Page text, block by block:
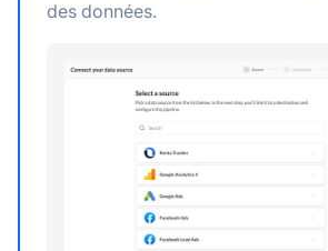
des données.